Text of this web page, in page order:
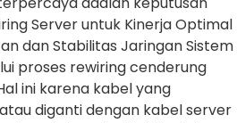
Server untuk Kinerja Optimal
dan Stabilitas Jaringan Sistem
proses rewiring cenderung
ini karena kabel yang
diganti dengan kabel server